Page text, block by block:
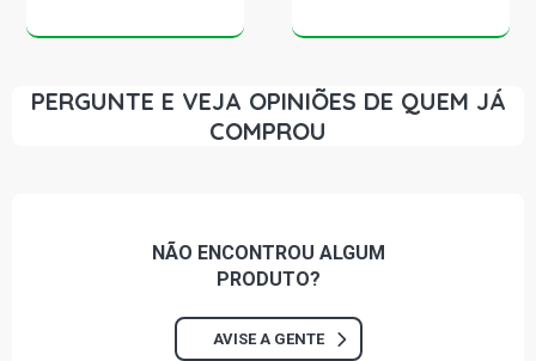
PERGUNTE E VEJA OPINIÕES DE QUEM JÁ
COMPROU
NÃO ENCONTROU ALGUM
PRODUTO?
AVISE A GENTE